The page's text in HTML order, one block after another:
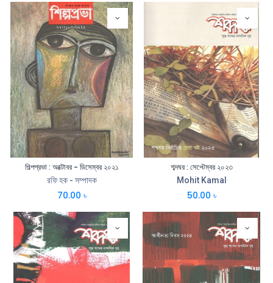
শিল্পপ্রভা : অক্টোবর - ডিসেম্বর ২০২১
রফি হক - সম্পাদক
70.00 ৳
শব্দঘর : সেপ্টেম্বর ২০২৩
Mohit Kamal
50.00 ৳